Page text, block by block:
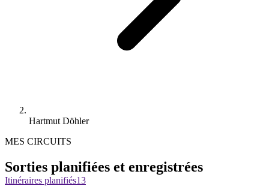
Hartmut Döhler
MES CIRCUITS
Sorties planifiées et enregistrées
Itinéraires planifiés13